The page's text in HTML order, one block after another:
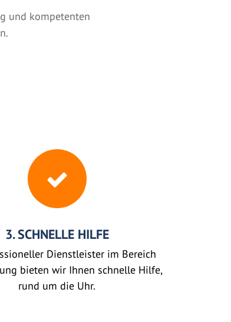
und kompetenten
3. SCHNELLE HILFE
Dienstleister im Bereich
bieten wir Ihnen schnelle Hilfe,
rund um die Uhr.